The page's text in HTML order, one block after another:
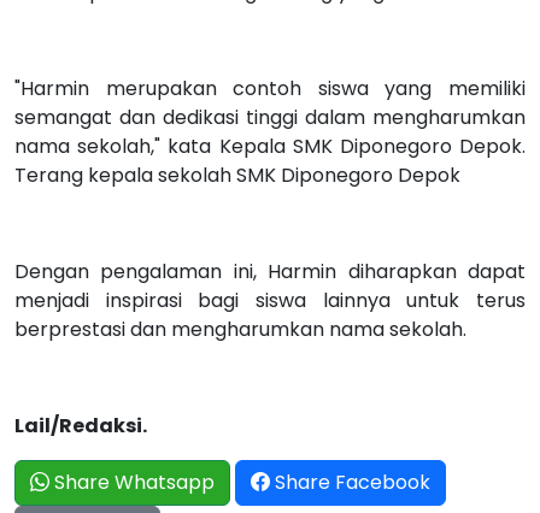
"Harmin merupakan contoh siswa yang memiliki
semangat dan dedikasi tinggi dalam mengharumkan
nama sekolah," kata Kepala SMK Diponegoro Depok.
Terang kepala sekolah SMK Diponegoro Depok
Dengan pengalaman ini, Harmin diharapkan dapat
menjadi inspirasi bagi siswa lainnya untuk terus
berprestasi dan mengharumkan nama sekolah.
Lail/Redaksi.
Share Whatsapp
Share Facebook